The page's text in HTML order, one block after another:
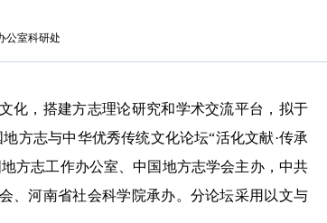
公室科研处
，搭建方志理论研究和学术交流平台，拟于
方志与中华优秀传统文化论坛“活化文献·传承
方志工作办公室、中国地方志学会主办，中共
、河南省社会科学院承办。分论坛采用以文与